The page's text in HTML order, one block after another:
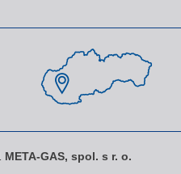
META-GAS, spol. s r. o.